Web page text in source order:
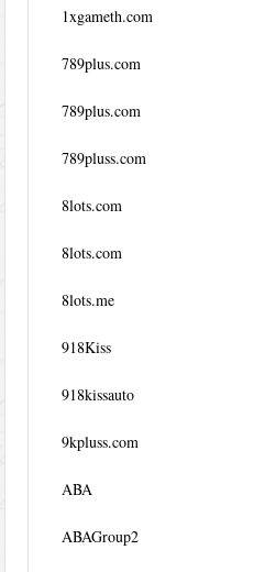
1xgameth.com
789plus.com
789plus.com
789pluss.com
8lots.com
8lots.com
8lots.me
918Kiss
918kissauto
9kpluss.com
ABA
ABAGroup2